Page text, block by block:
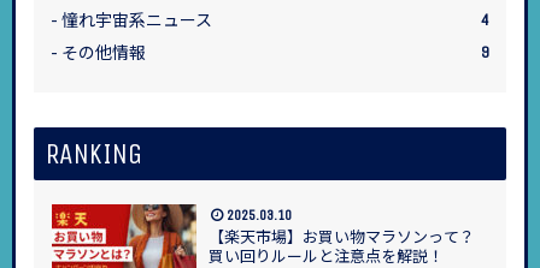
憧れ宇宙系ニュース 4
その他情報 9
RANKING
【楽天市場】お買い物マラソンって？
買い回りルールと注意点を解説！
2025.03.10